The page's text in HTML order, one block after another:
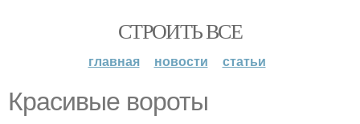
СТРОИТЬ ВСЕ
главная новости статьи
Красивые вороты